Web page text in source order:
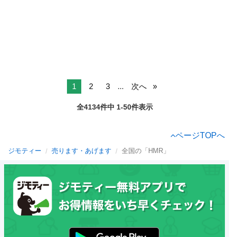
1 2 3 ... 次へ
全4134件中 1-50件表示
ページTOPへ
ジモティー 売ります・あげます 全国の「HMR」